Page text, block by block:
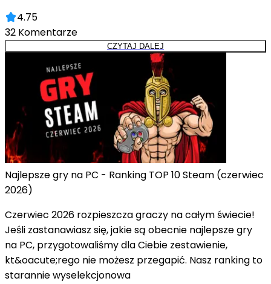
4.75
32 Komentarze
CZYTAJ DALEJ
Najlepsze gry na PC - Ranking TOP 10 Steam (czerwiec
2026)
Czerwiec 2026 rozpieszcza graczy na całym świecie!
Jeśli zastanawiasz się, jakie są obecnie najlepsze gry
na PC, przygotowaliśmy dla Ciebie zestawienie,
kt&oacute;rego nie możesz przegapić. Nasz ranking to
starannie wyselekcjonowa